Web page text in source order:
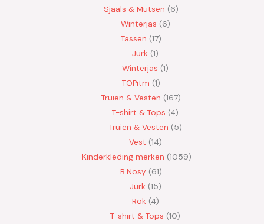
Sjaals & Mutsen 6
Winterjas 6
Tassen 17
Jurk 1
Winterjas 1
TOPitm 1
Truien & Vesten 167
T-shirt & Tops 4
Truien & Vesten 5
Vest 14
Kinderkleding merken 1059
B.Nosy 61
Jurk 15
Rok 4
T-shirt & Tops 10